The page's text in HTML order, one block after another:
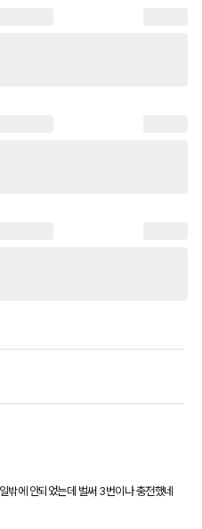
이나썼구용..ㅠㅠ 80ㅍ까지만 충전하고